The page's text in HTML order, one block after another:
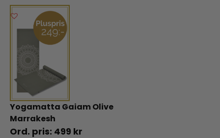
Yogamatta Gaiam Olive
Marrakesh
499 kr